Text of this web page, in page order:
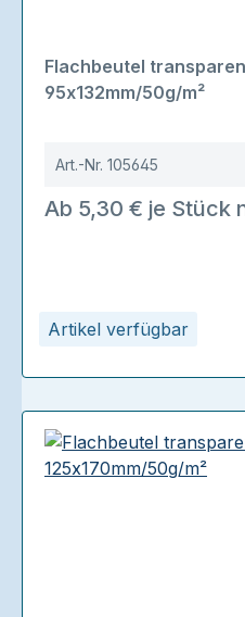
Artikel verfügbar
Flachbeutel
95x132mm/50g/m²
Art.-Nr. 105645
Ab 5,30 € je Stück